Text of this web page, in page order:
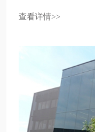
查看详情>>